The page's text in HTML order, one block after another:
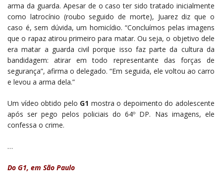
arma da guarda. Apesar de o caso ter sido tratado inicialmente
como latrocínio (roubo seguido de morte), Juarez diz que o
caso é, sem dúvida, um homicídio. “Concluímos pelas imagens
que o rapaz atirou primeiro para matar. Ou seja, o objetivo dele
era matar a guarda civil porque isso faz parte da cultura da
bandidagem: atirar em todo representante das forças de
segurança”, afirma o delegado. “Em seguida, ele voltou ao carro
e levou a arma dela.”
Um vídeo obtido pelo G1 mostra o depoimento do adolescente
após ser pego pelos policiais do 64º DP. Nas imagens, ele
confessa o crime.
…
Do G1, em São Paulo